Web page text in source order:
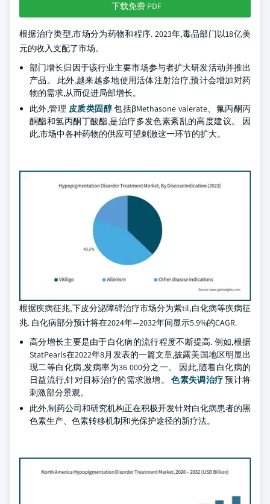
下载免费 PDF
根据治疗类型,市场分为药物和程序. 2023年,毒品部门以18亿美
元的收入支配了市场。
部门增长归因于该行业主要市场参与者扩大研发活动并推出
产品。 此外,越来越多地使用活体注射治疗,预计会增加对药
物的需求,从而促进局部增长。
此外,管理 皮质类固醇包括βMethasone valerate、氟丙酮丙
酮酯和氢丙酮丁酸酯,是治疗多发色素紊乱的高度建议。 因
此,市场中各种药物的供应可望刺激这一环节的扩大。
根据疾病征兆,下皮分泌障碍治疗市场分为紫til,白化病等疾病征
兆. 白化病部分预计将在2024年—2032年间显示5.9%的CAGR.
高分增长主要是由于白化病的流行程度不断提高. 例如,根据
StatPearls在2022年8月发表的一篇文章,披露美国地区明显出
现二等白化病,发病率为36 000分之一。 因此,随着白化病的
日益流行,针对目标治疗的需求激增。色素失调治疗预计将
刺激部分景观。
此外,制药公司和研究机构正在积极开发针对白化病患者的黑
色素生产、色素转移机制和光保护途径的新疗法。